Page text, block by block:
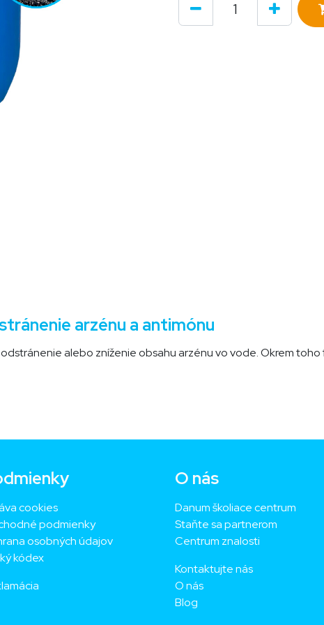
arzénu a antimónu
alebo zníženie obsahu arzénu vo vode. Okrem
cookies
podmienky
osobných údajov
kódex
O nás
Danum školiace centrum
Staňte sa partnerom
Centrum znalosti
Kontaktujte nás
O nás
Blog